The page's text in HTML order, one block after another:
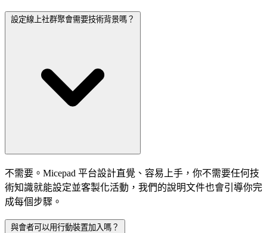
設定線上社群聚會需要技術背景嗎？
不需要。Micepad 平台設計直覺、容易上手，你不需要任何技
術知識就能設定並客製化活動，我們的說明文件也會引導你完
成每個步驟。
與會者可以用行動裝置加入嗎？